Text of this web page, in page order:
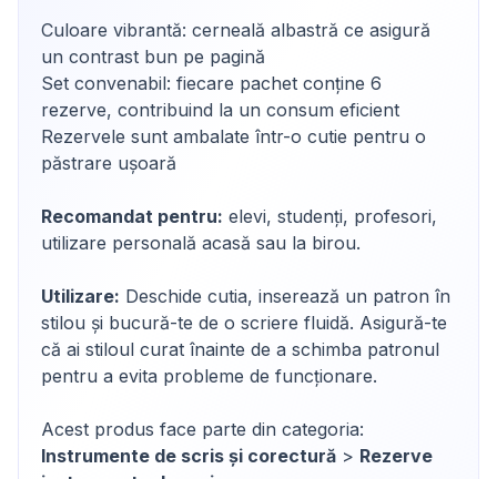
Culoare vibrantă: cerneală albastră ce asigură
un contrast bun pe pagină
Set convenabil: fiecare pachet conține 6
rezerve, contribuind la un consum eficient
Rezervele sunt ambalate într-o cutie pentru o
păstrare ușoară
Recomandat pentru: elevi, studenți, profesori,
utilizare personală acasă sau la birou.
Utilizare: Deschide cutia, inserează un patron în
stilou și bucură-te de o scriere fluidă. Asigură-te
că ai stiloul curat înainte de a schimba patronul
pentru a evita probleme de funcționare.
Acest produs face parte din categoria:
Instrumente de scris și corectură > Rezerve